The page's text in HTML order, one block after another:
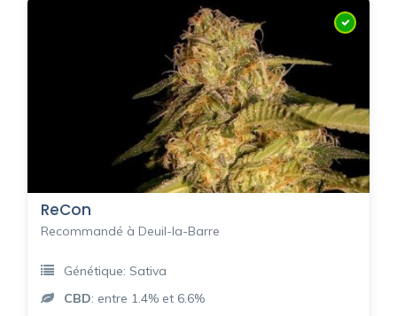
ReCon
Recommandé à Deuil-la-Barre
Génétique: Sativa
CBD: entre 1.4% et 6.6%